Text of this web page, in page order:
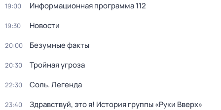
19:00 Информационная программа 112
19:30 Новости
20:00 Безумные факты
20:30 Тройная угроза
22:30 Соль. Легенда
23:40 Здравствуй, это я! История группы «Руки Вверх»